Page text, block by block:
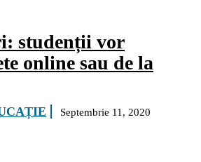
studenții vor
online sau de la
Septembrie 11, 2020